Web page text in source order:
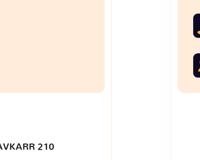
210